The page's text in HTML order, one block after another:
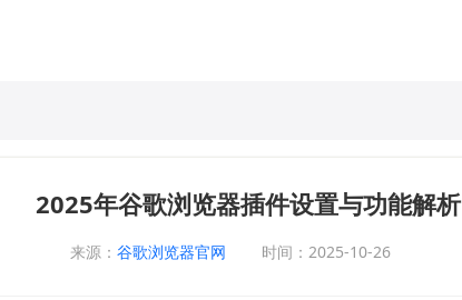
2025年谷歌浏览器插件设置与功能解析
来源： 谷歌浏览器官网 时间：2025-10-26